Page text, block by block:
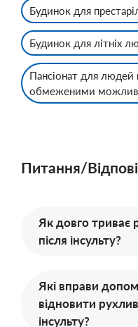
Будинок для
Будинок для літніх
Пансіонат для людей
обмеженими
Питання/
Як довго триває
після інсульту?
Які вправи
відновити
інсульту?